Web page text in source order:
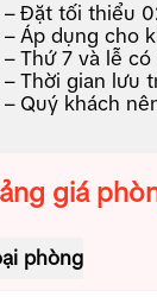
– Đặt tối thiểu
– Áp dụng cho
– Thứ 7 và lễ
– Thời gian lưu
– Quý khách
giá
phòng